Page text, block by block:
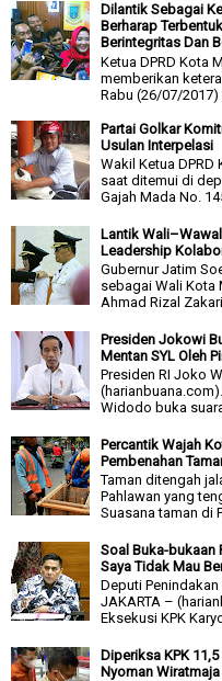
Dilantik Sebagai
Berharap
Berintegritas Dan
Ketua DPRD Kota
memberikan
Rabu (26/07/2017)
Partai Golkar
Usulan Interpelasi
Wakil Ketua
saat ditemui di
Gajah Mada No.
Lantik
Leadership
Gubernur Jatim
sebagai Wali Kota
Ahmad Rizal
Presiden Jokowi
Mentan SYL Oleh
Presiden RI Joko
Widodo buka
Percantik Wajah
Pembenahan
Taman ditengah
Pahlawan yang
Suasana taman di
Soal Buka-bukaan
Saya Tidak Mau
Deputi
JAKARTA –
Eksekusi KPK
Diperiksa KPK
Nyoman